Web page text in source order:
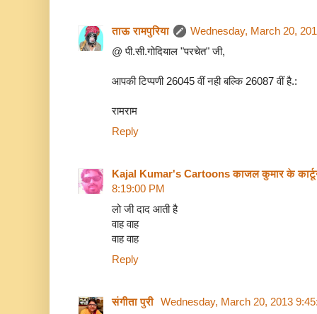
ताऊ रामपुरिया
Wednesday, March 20,
@ पी.सी.गोदियाल "परचेत" जी,
आपकी टिप्पणी 26045 वीं नही बल्कि 26087 वीं है.:
रामराम
Reply
Kajal Kumar's Cartoons काजल कुमार के
8:19:00 PM
लो जी दाद आती है
वाह वाह
वाह वाह
Reply
संगीता पुरी Wednesday, March 20, 2013